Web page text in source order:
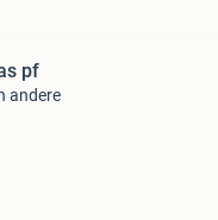
pf
andere